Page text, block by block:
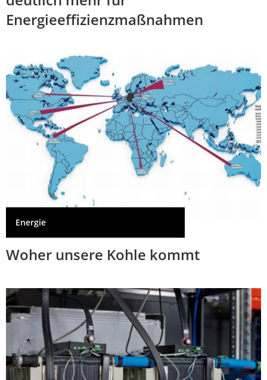
Energieeffizienzmaßnahmen
Energie
Woher unsere Kohle kommt